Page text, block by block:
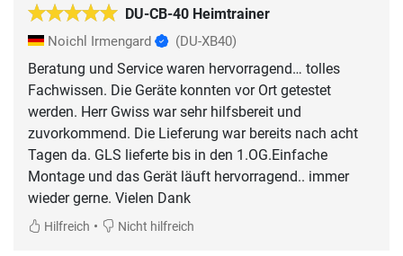
DU-CB-40 Heimtrainer
Noichl Irmengard (DU-XB40)
Beratung und Service waren hervorragend… tolles
Fachwissen. Die Geräte konnten vor Ort getestet
werden. Herr Gwiss war sehr hilfsbereit und
zuvorkommend. Die Lieferung war bereits nach acht
Tagen da. GLS lieferte bis in den 1.OG.Einfache
Montage und das Gerät läuft hervorragend.. immer
wieder gerne. Vielen Dank
Hilfreich • Nicht hilfreich